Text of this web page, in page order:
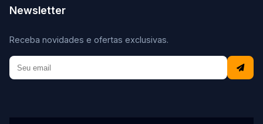
Newsletter
Receba novidades e ofertas exclusivas.